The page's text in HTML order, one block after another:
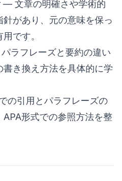
— 文章の明確さや学術的
があり、元の意味を保っ
です。
ラフレーズと要約の違い
き換え方法を具体的に学
の引用とパラフレーズの
形式での参照方法を整